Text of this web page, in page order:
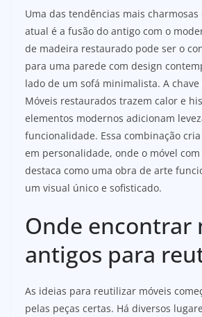
Uma das tendências mais charmosas
atual é a fusão do antigo com o
de madeira restaurado pode ser o
para uma parede com design
lado de um sofá minimalista. A
Móveis restaurados trazem calor e
elementos modernos adicionam
funcionalidade. Essa combinação
em personalidade, onde o móvel
destaca como uma obra de arte
um visual único e sofisticado.
Onde encontrar
antigos para
As ideias para reutilizar móveis
pelas peças certas. Há diversos